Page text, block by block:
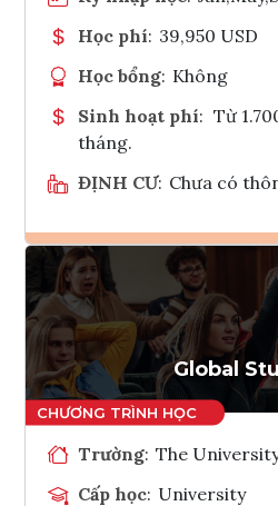
Học phí: 39,950 USD
Học bổng: Không
Sinh hoạt phí: Từ
tháng.
ĐỊNH CƯ: Chưa có
Global
Trường: The
Cấp học: University